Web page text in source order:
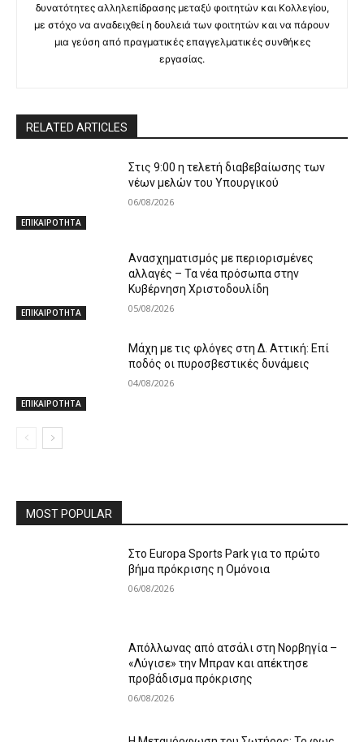
δυνατότητες αλληλεπίδρασης μεταξύ φοιτητών και Κολλεγίου,
με στόχο να αναδειχθεί η δουλειά των φοιτητών και να πάρουν
μια γεύση από πραγματικές επαγγελματικές συνθήκες
εργασίας.
RELATED ARTICLES
ΕΠΙΚΑΙΡΟΤΗΤΑ
Στις 9:00 η τελετή διαβεβαίωσης των
νέων μελών του Υπουργικού
06/08/2026
ΕΠΙΚΑΙΡΟΤΗΤΑ
Ανασχηματισμός με περιορισμένες
αλλαγές – Τα νέα πρόσωπα στην
Κυβέρνηση Χριστοδουλίδη
05/08/2026
ΕΠΙΚΑΙΡΟΤΗΤΑ
Μάχη με τις φλόγες στη Δ. Αττική: Επί
ποδός οι πυροσβεστικές δυνάμεις
04/08/2026
MOST POPULAR
Στο Europa Sports Park για το πρώτο
βήμα πρόκρισης η Ομόνοια
06/08/2026
Απόλλωνας από ατσάλι στη Νορβηγία –
«Λύγισε» την Μπραν και απέκτησε
προβάδισμα πρόκρισης
06/08/2026